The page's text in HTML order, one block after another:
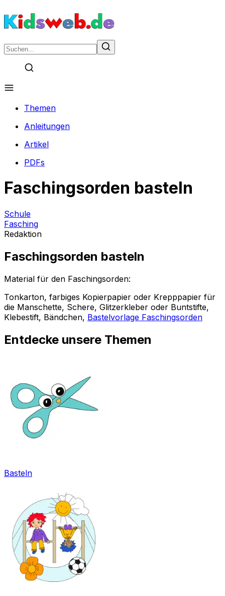
Themen
Anleitungen
Artikel
PDFs
Faschingsorden basteln
Schule
Fasching
Redaktion
Faschingsorden basteln
Material für den Faschingsorden:
Tonkarton, farbiges Kopierpapier oder Krepppapier für
die Manschette, Schere, Glitzerkleber oder Buntstifte,
Klebestift, Bändchen, Bastelvorlage Faschingsorden
Entdecke unsere Themen
Basteln